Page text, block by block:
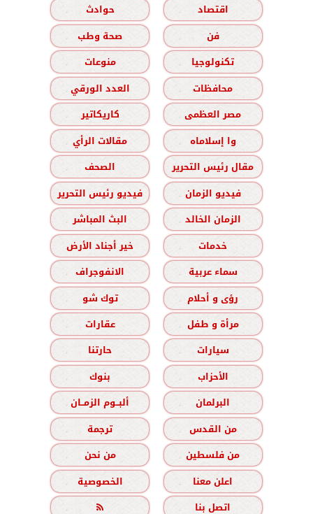
اقتصاد
حوادث
فن
صحة وطب
تكنولوجيا
منوعات
محافظات
العدد الورقي
مصر العظمى
كاريكاتير
وا إسلاماه
مقالات الرأي
مقال رئيس التحرير
الصحف
فيديو الزمان
فيديو رئيس التحرير
الزمان الخالد
البث المباشر
خدمات
خير أجناد الأرض
سماء عربية
الانفوجراف
رؤى و أحلام
توك شو
مرأة و طفل
عقارات
سيارات
حارتنا
الأحزاب
بنوك
البرلمان
ألبــوم الزمــان
من القدس
ترجمة
من فلسطين
من نحن
اعلن معنا
الخصوصية
اتصل بنا
